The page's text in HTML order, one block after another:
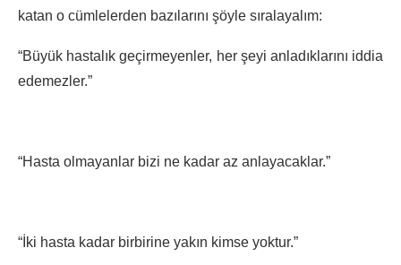
katan o cümlelerden bazılarını şöyle sıralayalım:
“Büyük hastalık geçirmeyenler, her şeyi anladıklarını iddia
edemezler.”
“Hasta olmayanlar bizi ne kadar az anlayacaklar.”
“İki hasta kadar birbirine yakın kimse yoktur.”